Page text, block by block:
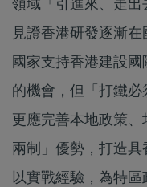
領域「引進來、走
見證香港研發逐漸
國家支持香港建設國
的機會，但「打鐵
更應完善本地政策
兩制」優勢，打造
以實戰經驗，為特區